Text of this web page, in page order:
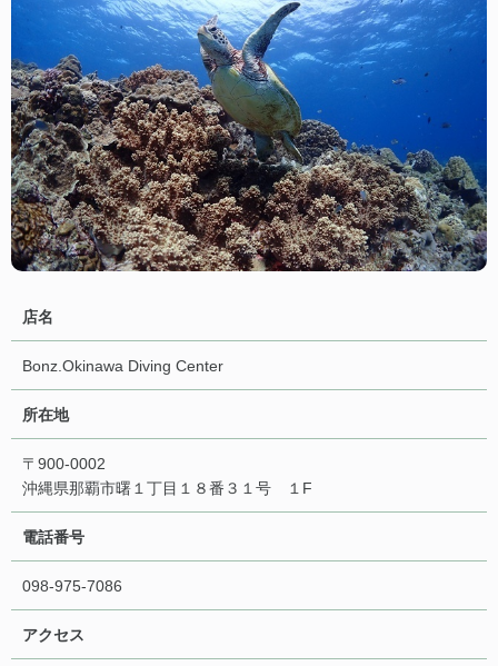
店名
Bonz.Okinawa Diving Center
所在地
〒900-0002
沖縄県那覇市曙１丁目１８番３１号 １F
電話番号
098-975-7086
アクセス